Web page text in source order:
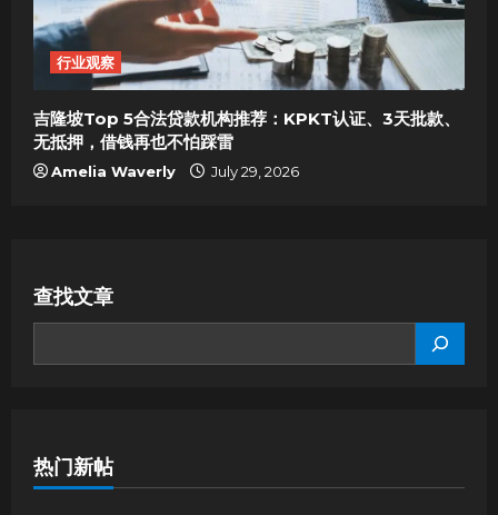
行业观察
吉隆坡Top 5合法贷款机构推荐：KPKT认证、3天批款、
无抵押，借钱再也不怕踩雷
Amelia Waverly July 29, 2026
查找文章
热门新帖